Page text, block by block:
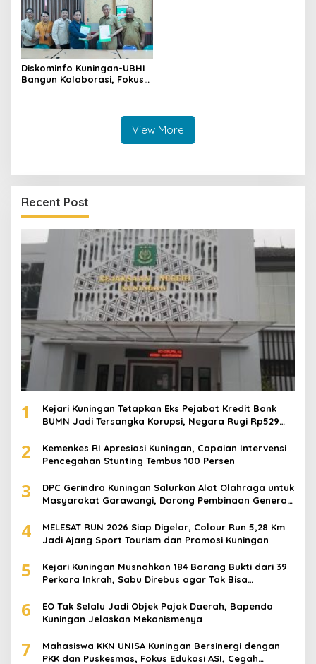
Diskominfo Kuningan-UBHI
Bangun Kolaborasi, Fokus
View More
Recent Post
1
Kejari Kuningan Tetapkan Eks Pejabat Kredit Bank
BUMN Jadi Tersangka Korupsi, Negara Rugi Rp529
2
Kemenkes RI Apresiasi Kuningan, Capaian Intervensi
Pencegahan Stunting Tembus 100 Persen
3
DPC Gerindra Kuningan Salurkan Alat Olahraga untuk
Masyarakat Garawangi, Dorong Pembinaan Generasi
4
MELESAT RUN 2026 Siap Digelar, Colour Run 5,28 Km
Jadi Ajang Sport Tourism dan Promosi Kuningan
5
Kejari Kuningan Musnahkan 184 Barang Bukti dari 39
Perkara Inkrah, Sabu Direbus agar Tak Bisa
6
EO Tak Selalu Jadi Objek Pajak Daerah, Bapenda
Kuningan Jelaskan Mekanismenya
7
Mahasiswa KKN UNISA Kuningan Bersinergi dengan
PKK dan Puskesmas, Fokus Edukasi ASI, Cegah